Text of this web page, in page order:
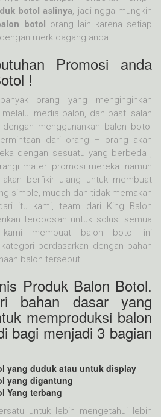
botol aslinya, jadi ngga mungkin
botol orang lain karena setiap
merk dagang anda.
Promosi anda
!
orang yang menginginkan
media balon, dan pasti salah
dengan menggunankan balon botol
dari orang – orang akan
dengan sesuatu yang berbeda ,
materi promosi mereka. namun
berfikir ulang untuk membuat
simple, mudah dan tidak memakan
itu kami, team dari King Balon
terobosan untuk solusi semua
kami membuat balon botol ini
berdasarkan dengan bahan
balon tersebut.
Produk Balon Botol.
bahan dasar yang
memproduksi balon
bagi menjadi 3 bagian
yang duduk atau untuk display
yang digantung
Yang terbang
untuk lebih mengetahui lebih